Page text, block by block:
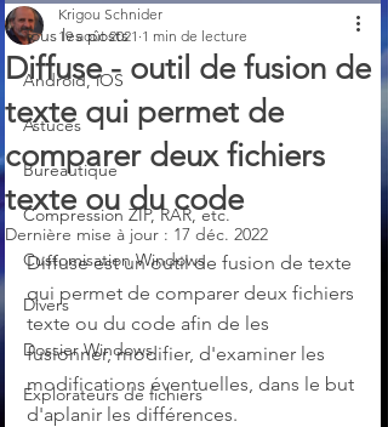
Tous les posts
Android, iOS
Astuces
Bureautique
Compression ZIP, RAR, etc.
Customisation Windows
Divers
Dossier Windows
Explorateurs de fichiers
Diffuse - outil de fusion de
texte qui permet de
comparer deux fichiers
texte ou du code
Krigou Schnider
19 août 2021 1 min de lecture
Dernière mise à jour : 17 déc. 2022
Diffuse est un outil de fusion de texte
qui permet de comparer deux fichiers
texte ou du code afin de les
fusionner, modifier, d'examiner les
modifications éventuelles, dans le but
d'aplanir les différences.